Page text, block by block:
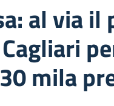
al via
mila